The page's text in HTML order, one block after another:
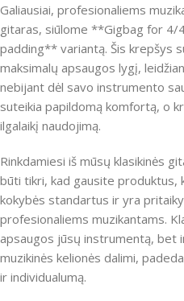
Galiausiai, profesionaliems
gitaras, siūlome **Gigbag for 4/
padding** variantą. Šis krepšys
maksimalų apsaugos lygį,
nebijant dėl savo instrumento
suteikia papildomą komfortą, o
ilgalaikį naudojimą.
Rinkdamiesi iš mūsų klasikinės
būti tikri, kad gausite produktus,
kokybės standartus ir yra
profesionaliems muzikantams.
apsaugos jūsų instrumentą, bet
muzikinės kelionės dalimi,
ir individualumą.